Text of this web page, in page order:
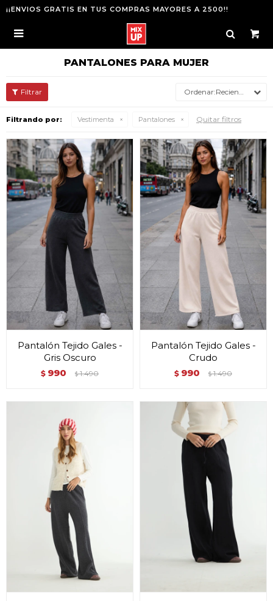
¡¡ENVIOS GRATIS EN TUS COMPRAS MAYORES A 2500!!

PANTALONES PARA MUJER
Recientes
Filtrando por: Vestimenta Pantalones Quitar filtros
Pantalón Tejido Gales -
Gris Oscuro
$ 990 $ 1.490
Pantalón Tejido Gales -
Crudo
$ 990 $ 1.490